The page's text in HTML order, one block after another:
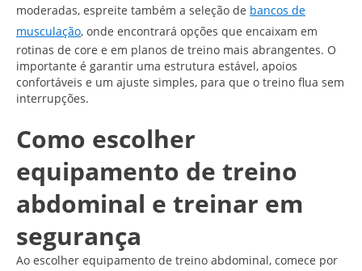
moderadas, espreite também a seleção de bancos de
musculação, onde encontrará opções que encaixam em
rotinas de core e em planos de treino mais abrangentes. O
importante é garantir uma estrutura estável, apoios
confortáveis e um ajuste simples, para que o treino flua sem
interrupções.
Como escolher
equipamento de treino
abdominal e treinar em
segurança
Ao escolher equipamento de treino abdominal, comece por